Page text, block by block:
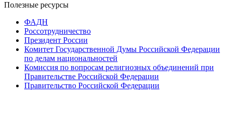
Полезные ресурсы
ФАДН
Россотрудничество
Президент России
Комитет Государственной Думы Российской Федерации
по делам национальностей
Комиссия по вопросам религиозных объединений при
Правительстве Российской Федерации
Правительство Российской Федерации